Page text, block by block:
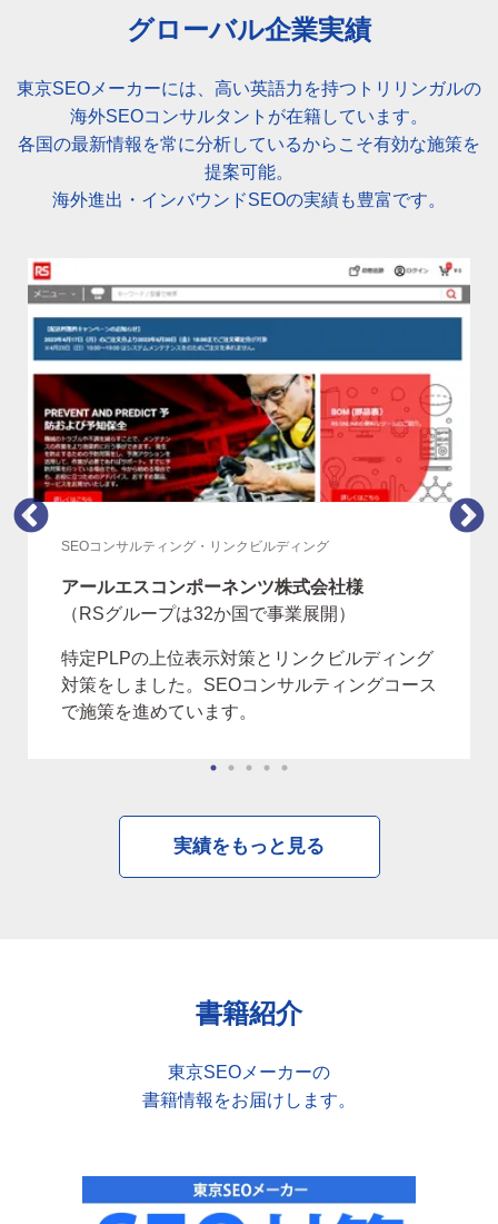
グローバル企業実績
東京SEOメーカーには、高い英語力を持つトリリンガルの
海外SEOコンサルタントが在籍しています。
各国の最新情報を常に分析しているからこそ有効な施策を
提案可能。
海外進出・インバウンドSEOの実績も豊富です。
SEOコンサルティング・リンクビルディング
アールエスコンポーネンツ株式会社様
（RSグループは32か国で事業展開）
特定PLPの上位表示対策とリンクビルディング
対策をしました。SEOコンサルティングコース
で施策を進めています。
実績をもっと見る
書籍紹介
東京SEOメーカーの
書籍情報をお届けします。